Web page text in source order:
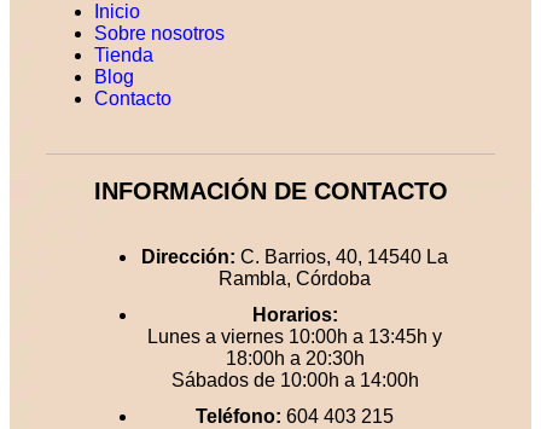
Inicio
Sobre nosotros
Tienda
Blog
Contacto
INFORMACIÓN DE CONTACTO
Dirección: C. Barrios, 40, 14540 La
Rambla, Córdoba
Horarios:
Lunes a viernes 10:00h a 13:45h y
18:00h a 20:30h
Sábados de 10:00h a 14:00h
Teléfono: 604 403 215